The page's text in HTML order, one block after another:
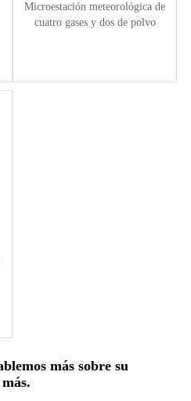
Microestación meteorológica de
cuatro gases y dos de polvo
más sobre su